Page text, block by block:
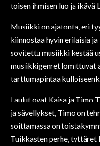
toisen ihmisen luo ja ikävä
Musiikki on ajatonta, eri
kiinnostaa hyvin erilaisia
sovitettu musiikki kestää
musiikkigenret lomittuvat
tarttumapintaa
Laulut ovat Kaisa ja Timo
ja sävellykset, Timo on
soittamassa on
Tuikkasten perhe, tyttäret